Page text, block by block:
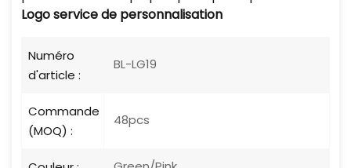
Logoservice de personnalisation
Numéro
d'article :
BL-LG19
Commande
(MOQ) :
48pcs